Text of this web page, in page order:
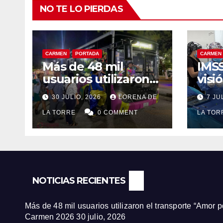
NO TE LO PIERDAS
CARMEN PORTADA
Más de 48 mil
usuarios utilizaron
el transporte “Amor
por Carmen”
durante la Feria
Carmen 2026
30 JULIO, 2026 LORENA DE
LA TORRE 0 COMMENT
CARMEN
de
7
LA
NOTICIAS RECIENTES
Más de 48 mil usuarios utilizaron el transporte “Amor
Carmen 2026 30 julio, 2026